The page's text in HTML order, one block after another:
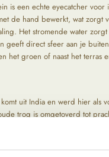
is een echte eyecatcher voor
de hand bewerkt, wat zorgt
Het stromende water
geeft direct sfeer aan je
het groen of naast het terras
uit India en werd hier als
trog is omgetoverd tot
locaties om de mooiste
die producten letten we